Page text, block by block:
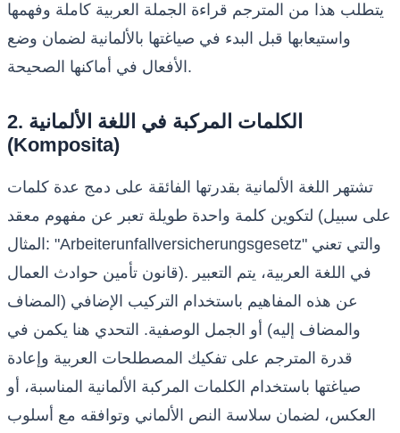
يتطلب هذا من المترجم قراءة الجملة العربية كاملة وفهمها
واستيعابها قبل البدء في صياغتها بالألمانية لضمان وضع
الأفعال في أماكنها الصحيحة.
2. الكلمات المركبة في اللغة الألمانية
(Komposita)
تشتهر اللغة الألمانية بقدرتها الفائقة على دمج عدة كلمات
لتكوين كلمة واحدة طويلة تعبر عن مفهوم معقد (على سبيل
المثال: "Arbeiterunfallversicherungsgesetz" والتي تعني
قانون تأمين حوادث العمال). في اللغة العربية، يتم التعبير
عن هذه المفاهيم باستخدام التركيب الإضافي (المضاف
والمضاف إليه) أو الجمل الوصفية. التحدي هنا يكمن في
قدرة المترجم على تفكيك المصطلحات العربية وإعادة
صياغتها باستخدام الكلمات المركبة الألمانية المناسبة، أو
العكس، لضمان سلاسة النص الألماني وتوافقه مع أسلوب